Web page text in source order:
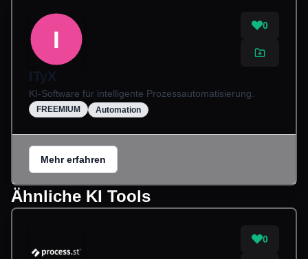
I
0
ITyX
KI-Software für intelligente Prozessautomatisierung.
FREEMIUM Automation
Mehr erfahren
Ähnliche KI Tools
0